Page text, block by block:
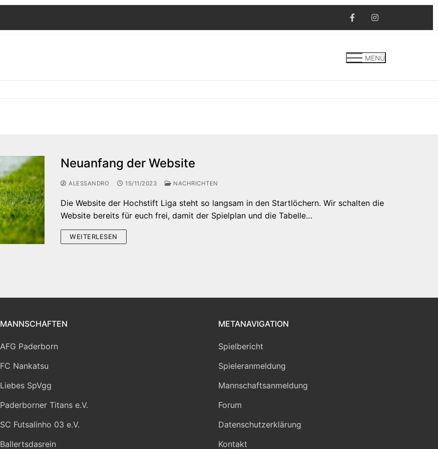
MENÜ
Neuanfang der Website
ALESSANDRO 15/11/2023 NACHRICHTEN
Die Website der Hochstift Liga steht so langsam in den Startlöchern. Wir schalten die
Website bereits für euch frei, damit der Spielplan und die Tabelle…
WEITERLESEN
MANNSCHAFTEN
AFG Paderborn
FC Nankatsu
Liebes SpVgg
Paderborner Titans e.V.
SC Futsalinho 03 e.V.
Ballertsdasrein
METANAVIGATION
Spielbericht
Spieleranmeldung
Mannschaftsanmeldung
Forum
Datenschutzerklärung
Kontakt